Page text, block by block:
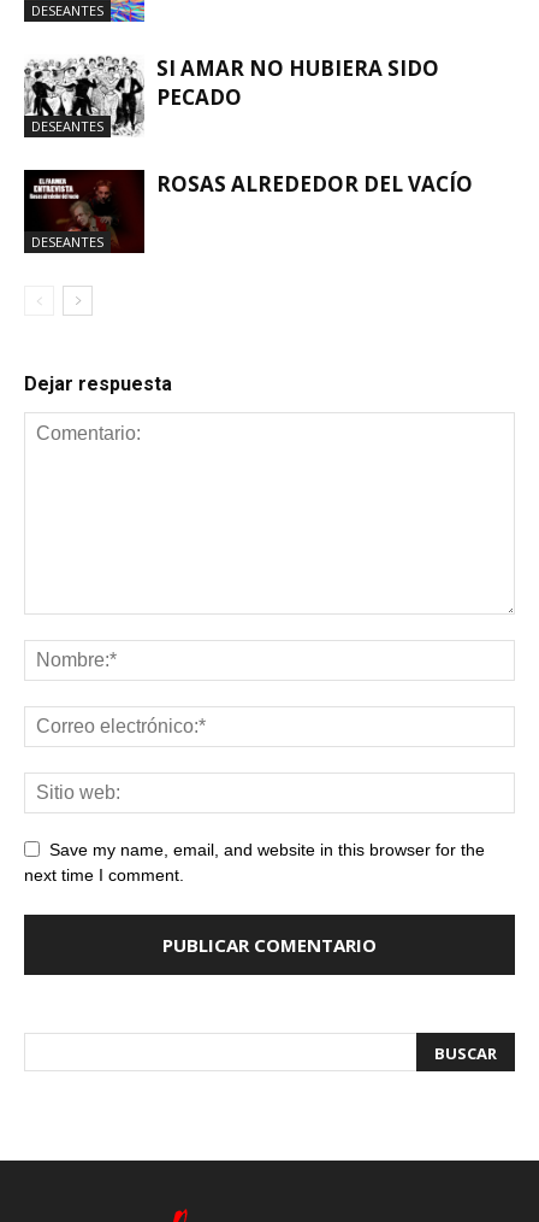
DESEANTES
DESEANTES
SI AMAR NO HUBIERA SIDO
PECADO
DESEANTES
ROSAS ALREDEDOR DEL VACÍO
Dejar respuesta
Save my name, email, and website in this browser for the
next time I comment.